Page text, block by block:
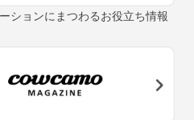
ションにまつわるお役立ち情報